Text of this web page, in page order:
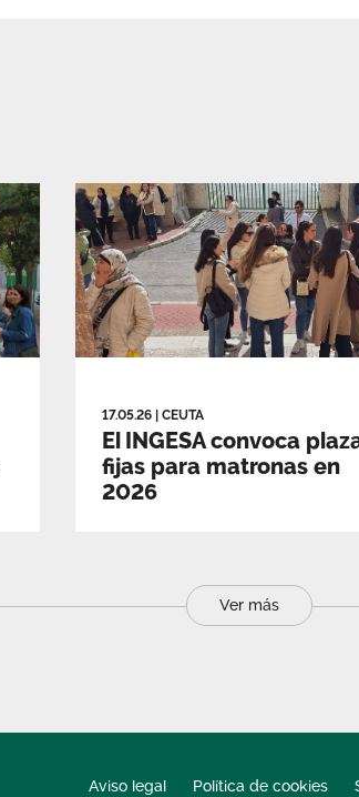
17.05.26 CEUTA
El INGESA convoca
fijas para matronas en
2026
Ver más
Aviso legal Política de cookies